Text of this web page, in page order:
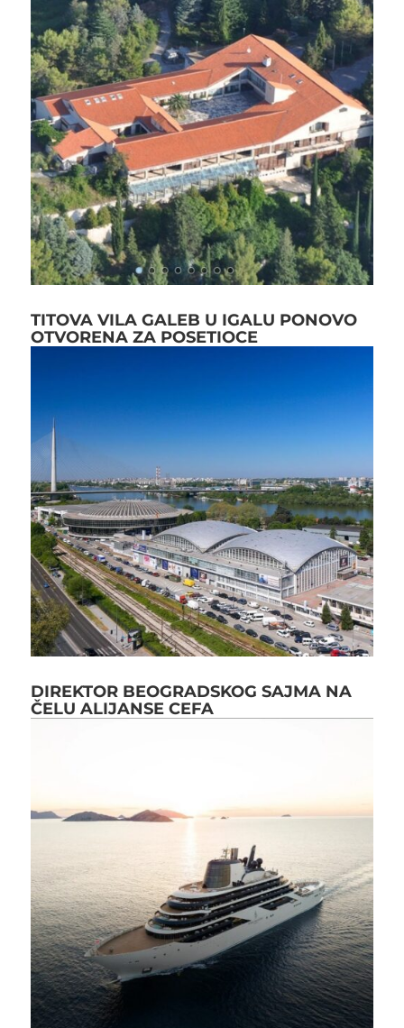
TITOVA VILA GALEB U IGALU PONOVO
OTVORENA ZA POSETIOCE
DIREKTOR BEOGRADSKOG SAJMA NA
ČELU ALIJANSE CEFA